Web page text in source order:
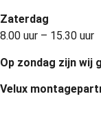
Zaterdag
8.00 uur – 15.30 uur
Op zondag zijn wij
Velux